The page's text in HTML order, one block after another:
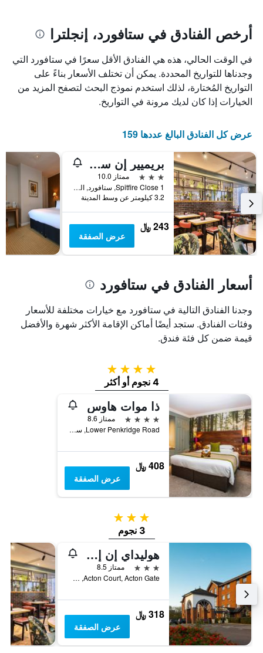
المخطط
1
Y
الذي
يعرض
متوسط
سعر
عطلة
نهاية
هذا
الأسبوع
خلال
آخر
3
أيام
محور
الذي
يعرض
عدد
الأيام
قبل
المخطط
التالي
1
محور
Y
الذي
يعرض
متوسط
سعر
غرفة
أرخص الفنادق في ستافورد، إنجلترا
في الوقت الحالي، هذه هي الفنادق الأقل سعرًا في ستافورد التي
وجدناها للتواريخ المحددة. يمكن أن تختلف الأسعار بناءً على
التواريخ المُختارة، لذلك استخدم نموذج البحث لتصفح المزيد من
الخيارات إذا كان لديك مرونة في التواريخ.
عرض كل الفنادق البالغ عددها 159
بريميير إن ستافورد نورث - سبيتفير
3 نجوم
ممتاز 10.0
1 Spitfire Close, ستافورد, المملكة المتحدة
3.2 كيلومتر عن وسط المدينة
243 ﷼
عرض الصفقة
أسعار الفنادق في ستافورد
وجدنا الفنادق التالية في ستافورد مع خيارات مختلفة للأسعار
وفئات الفنادق. ستجد أيضًا أماكن الإقامة الأكثر شهرة والأفضل
قيمة ضمن كل فئة فندق.
4 نجوم
4 نجوم أو أكثر
ذا موات هاوس
4 نجوم
ممتاز 8.6
Lower Penkridge Road, ستافورد, المملكة المتحدة
408 ﷼
عرض الصفقة
3 نجوم
3 نجوم
هوليداي إن إكسبرس تآ فر هرتايماي آيتش جي
3 نجوم
ممتاز 8.5
Acton Court, Acton Gate, ستافورد, المملكة المتحدة
318 ﷼
عرض الصفقة